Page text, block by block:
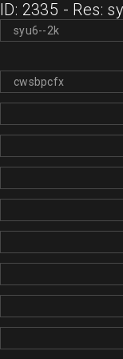
ID: 2335 - Res: